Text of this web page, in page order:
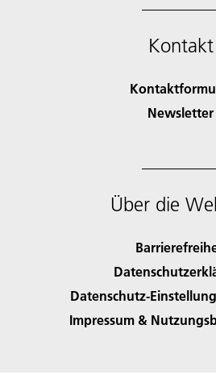
Kontakt
Newsletter
Über die
Datenschutz-
Impressum &